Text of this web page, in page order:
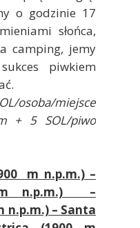
o godzinie 17
słońca,
camping, jemy
piwkiem
osoba/miejsce
+ 5 SOL/piwo
m n.p.m.) –
m n.p.m.) –
n.p.m.) – Santa